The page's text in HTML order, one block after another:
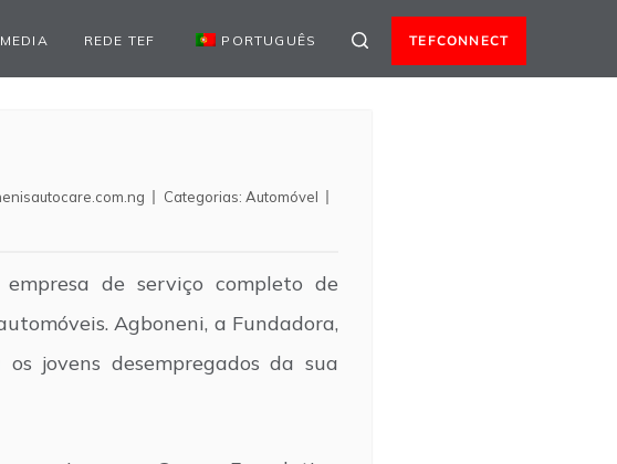
MEDIA REDE TEF PORTUGUÊS TEFCONNECT
Categorias: Automóvel
de serviço completo de
Agboneni, a Fundadora,
jovens desempregados da sua